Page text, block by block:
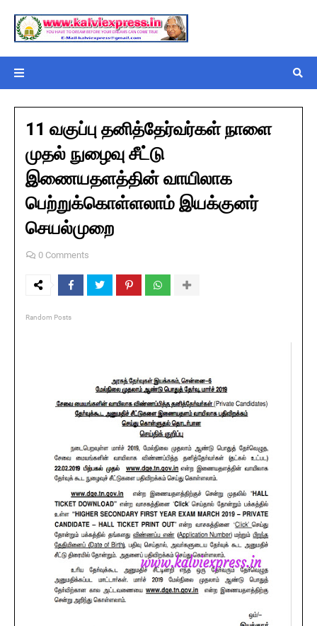
11 வகுப்பு தனித்தேர்வர்கள் நாளை
முதல் நுழைவு சீட்டு
இணையதளத்தின் வாயிலாக
பெற்றுக்கொள்ளலாம் இயக்குனர்
செயல்முறை
0 Comments
Random Posts